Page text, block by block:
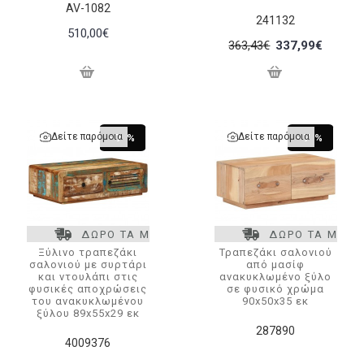
AV-1082
510,00€
241132
363,43€ 337,99€
ΔΩΡΟ ΤΑ ΜΕΤΑΦΟΡΙΚΑ
-7 %
Δείτε παρόμοια
4009376
Ξύλινο τραπεζάκι
σαλονιού με συρτάρι
και ντουλάπι στις
φυσικές αποχρώσεις
του ανακυκλωμένου
ξύλου 89x55x29 εκ
ΔΩΡΟ ΤΑ
-7 %
Δείτε παρόμοια
287890
Τραπεζάκι σαλονιού
από μασίφ
ανακυκλωμένο ξύλο
σε φυσικό χρώμα
90x50x35 εκ